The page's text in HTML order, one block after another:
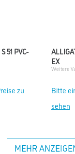
51 PVC-
zu
EX
Weitere
Bitte
sehen
MEHR